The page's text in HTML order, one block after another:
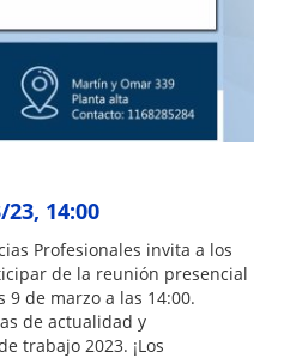
14:00
Profesionales invita a los
de la reunión presencial
de marzo a las 14:00.
de actualidad y
trabajo 2023. ¡Los